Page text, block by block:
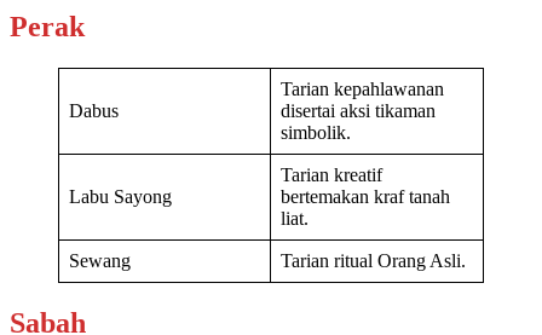
Perak
Dabus
Tarian kepahlawanan
disertai aksi tikaman
simbolik.
Labu Sayong
Tarian kreatif
bertemakan kraf tanah
liat.
Sewang Tarian ritual Orang Asli.
Sabah